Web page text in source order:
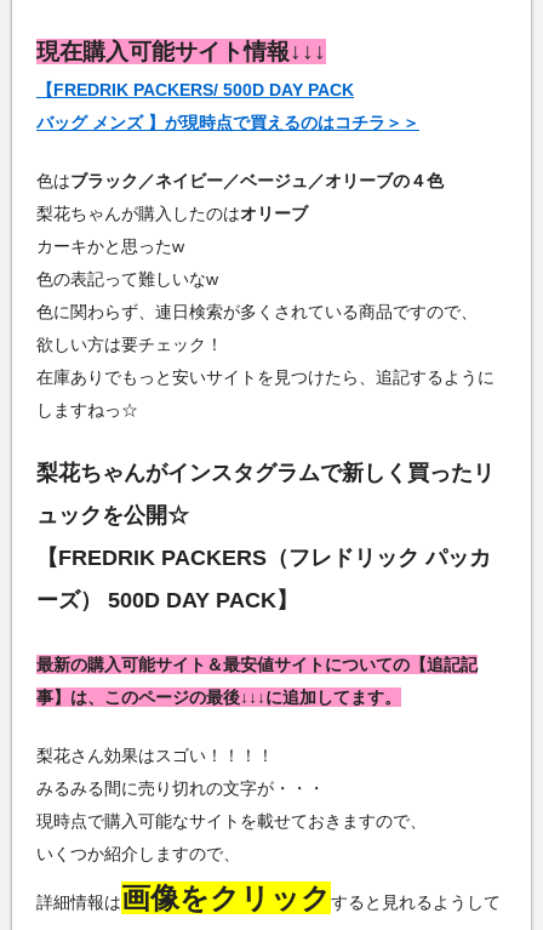
現在購入可能サイト情報↓↓↓
【FREDRIK PACKERS/ 500D DAY PACK
バッグ メンズ 】が現時点で買えるのはコチラ＞＞
色はブラック／ネイビー／ベージュ／オリーブの４色
梨花ちゃんが購入したのはオリーブ
カーキかと思ったw
色の表記って難しいなw
色に関わらず、連日検索が多くされている商品ですので、
欲しい方は要チェック！
在庫ありでもっと安いサイトを見つけたら、追記するように
しますねっ☆
梨花ちゃんがインスタグラムで新しく買ったリ
ュックを公開☆
【FREDRIK PACKERS（フレドリック パッカ
ーズ） 500D DAY PACK】
最新の購入可能サイト＆最安値サイトについての【追記記
事】は、このページの最後↓↓↓に追加してます。
梨花さん効果はスゴい！！！！
みるみる間に売り切れの文字が・・・
現時点で購入可能なサイトを載せておきますので、
いくつか紹介しますので、
詳細情報は画像をクリック すると見れるようして